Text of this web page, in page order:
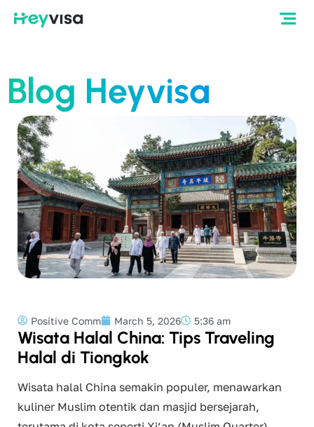
Blog Heyvisa
Positive Comm March 5, 2026 5:36 am
Wisata Halal China: Tips Traveling
Halal di Tiongkok
Wisata halal China semakin populer, menawarkan
kuliner Muslim otentik dan masjid bersejarah,